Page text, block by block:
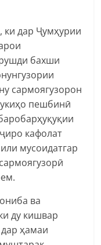
ки дар Ҷумҳурии
бахши
сармоягузорон
пешбинӣ
кафолат
мусоидатгар
ва
ду кишвар
ҳамаи